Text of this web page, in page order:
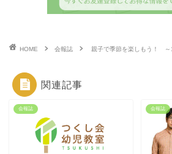
HOME 会報誌 親子で季節を楽しもう！ ～
関連記事
会報誌 会報誌